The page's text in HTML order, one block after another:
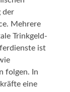
der
Mehrere
Trinkgeld-
ist
folgen. In
eine